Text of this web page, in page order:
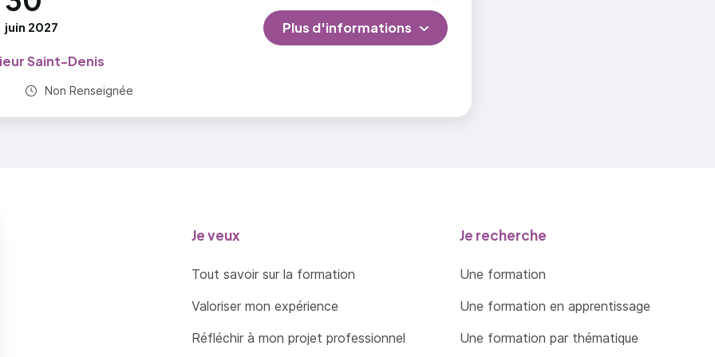
(EU) - 2.3. Enseignements optionnels
(EU) - 2.1. Enseignements communs
plus
juin 2027
Saint-Denis
Durée totale :
Non Renseignée
Plus d'informations
Je veux
Tout savoir sur la formation
Valoriser mon expérience
Réfléchir à mon projet professionnel
Je recherche
Une formation
Une formation en apprentissage
Une formation par thématique